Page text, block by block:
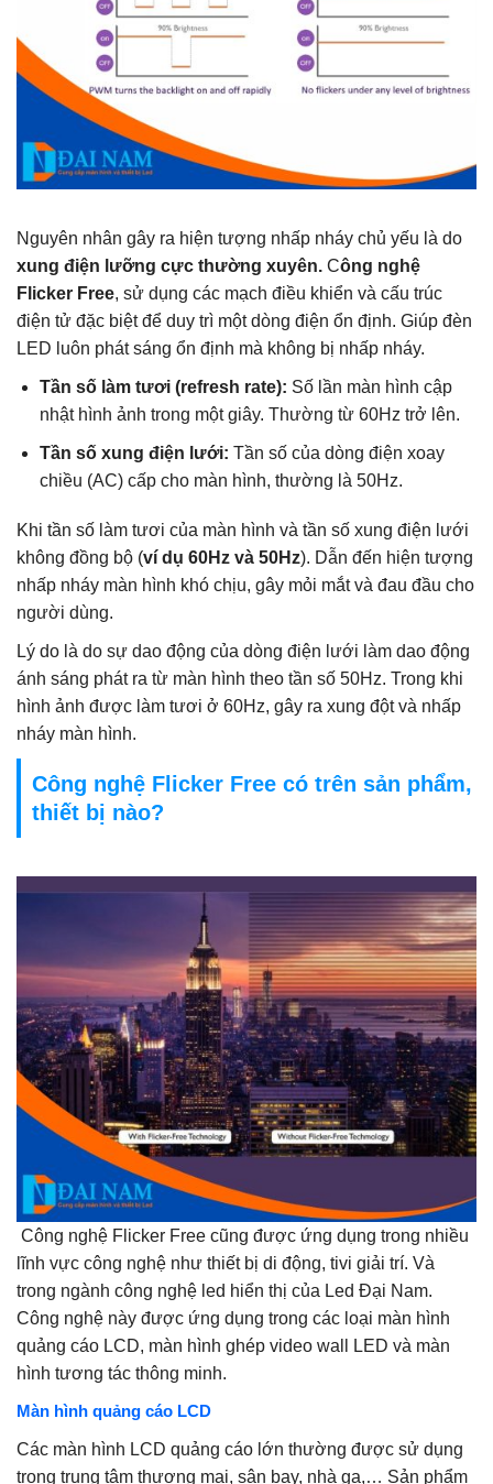
Nguyên nhân gây ra hiện tượng nhấp nháy chủ yếu là do
xung điện lưỡng cực thường xuyên. Công nghệ
Flicker Free, sử dụng các mạch điều khiển và cấu trúc
điện tử đặc biệt để duy trì một dòng điện ổn định. Giúp đèn
LED luôn phát sáng ổn định mà không bị nhấp nháy.
Tần số làm tươi (refresh rate): Số lần màn hình cập
nhật hình ảnh trong một giây. Thường từ 60Hz trở lên.
Tần số xung điện lưới: Tần số của dòng điện xoay
chiều (AC) cấp cho màn hình, thường là 50Hz.
Khi tần số làm tươi của màn hình và tần số xung điện lưới
không đồng bộ (ví dụ 60Hz và 50Hz). Dẫn đến hiện tượng
nhấp nháy màn hình khó chịu, gây mỏi mắt và đau đầu cho
người dùng.
Lý do là do sự dao động của dòng điện lưới làm dao động
ánh sáng phát ra từ màn hình theo tần số 50Hz. Trong khi
hình ảnh được làm tươi ở 60Hz, gây ra xung đột và nhấp
nháy màn hình.
Công nghệ Flicker Free có trên sản phẩm,
thiết bị nào?
Công nghệ Flicker Free cũng được ứng dụng trong nhiều
lĩnh vực công nghệ như thiết bị di động, tivi giải trí. Và
trong ngành công nghệ led hiển thị của Led Đại Nam.
Công nghệ này được ứng dụng trong các loại màn hình
quảng cáo LCD, màn hình ghép video wall LED và màn
hình tương tác thông minh.
Màn hình quảng cáo LCD
Các màn hình LCD quảng cáo lớn thường được sử dụng
trong trung tâm thương mại, sân bay, nhà ga,… Sản phẩm